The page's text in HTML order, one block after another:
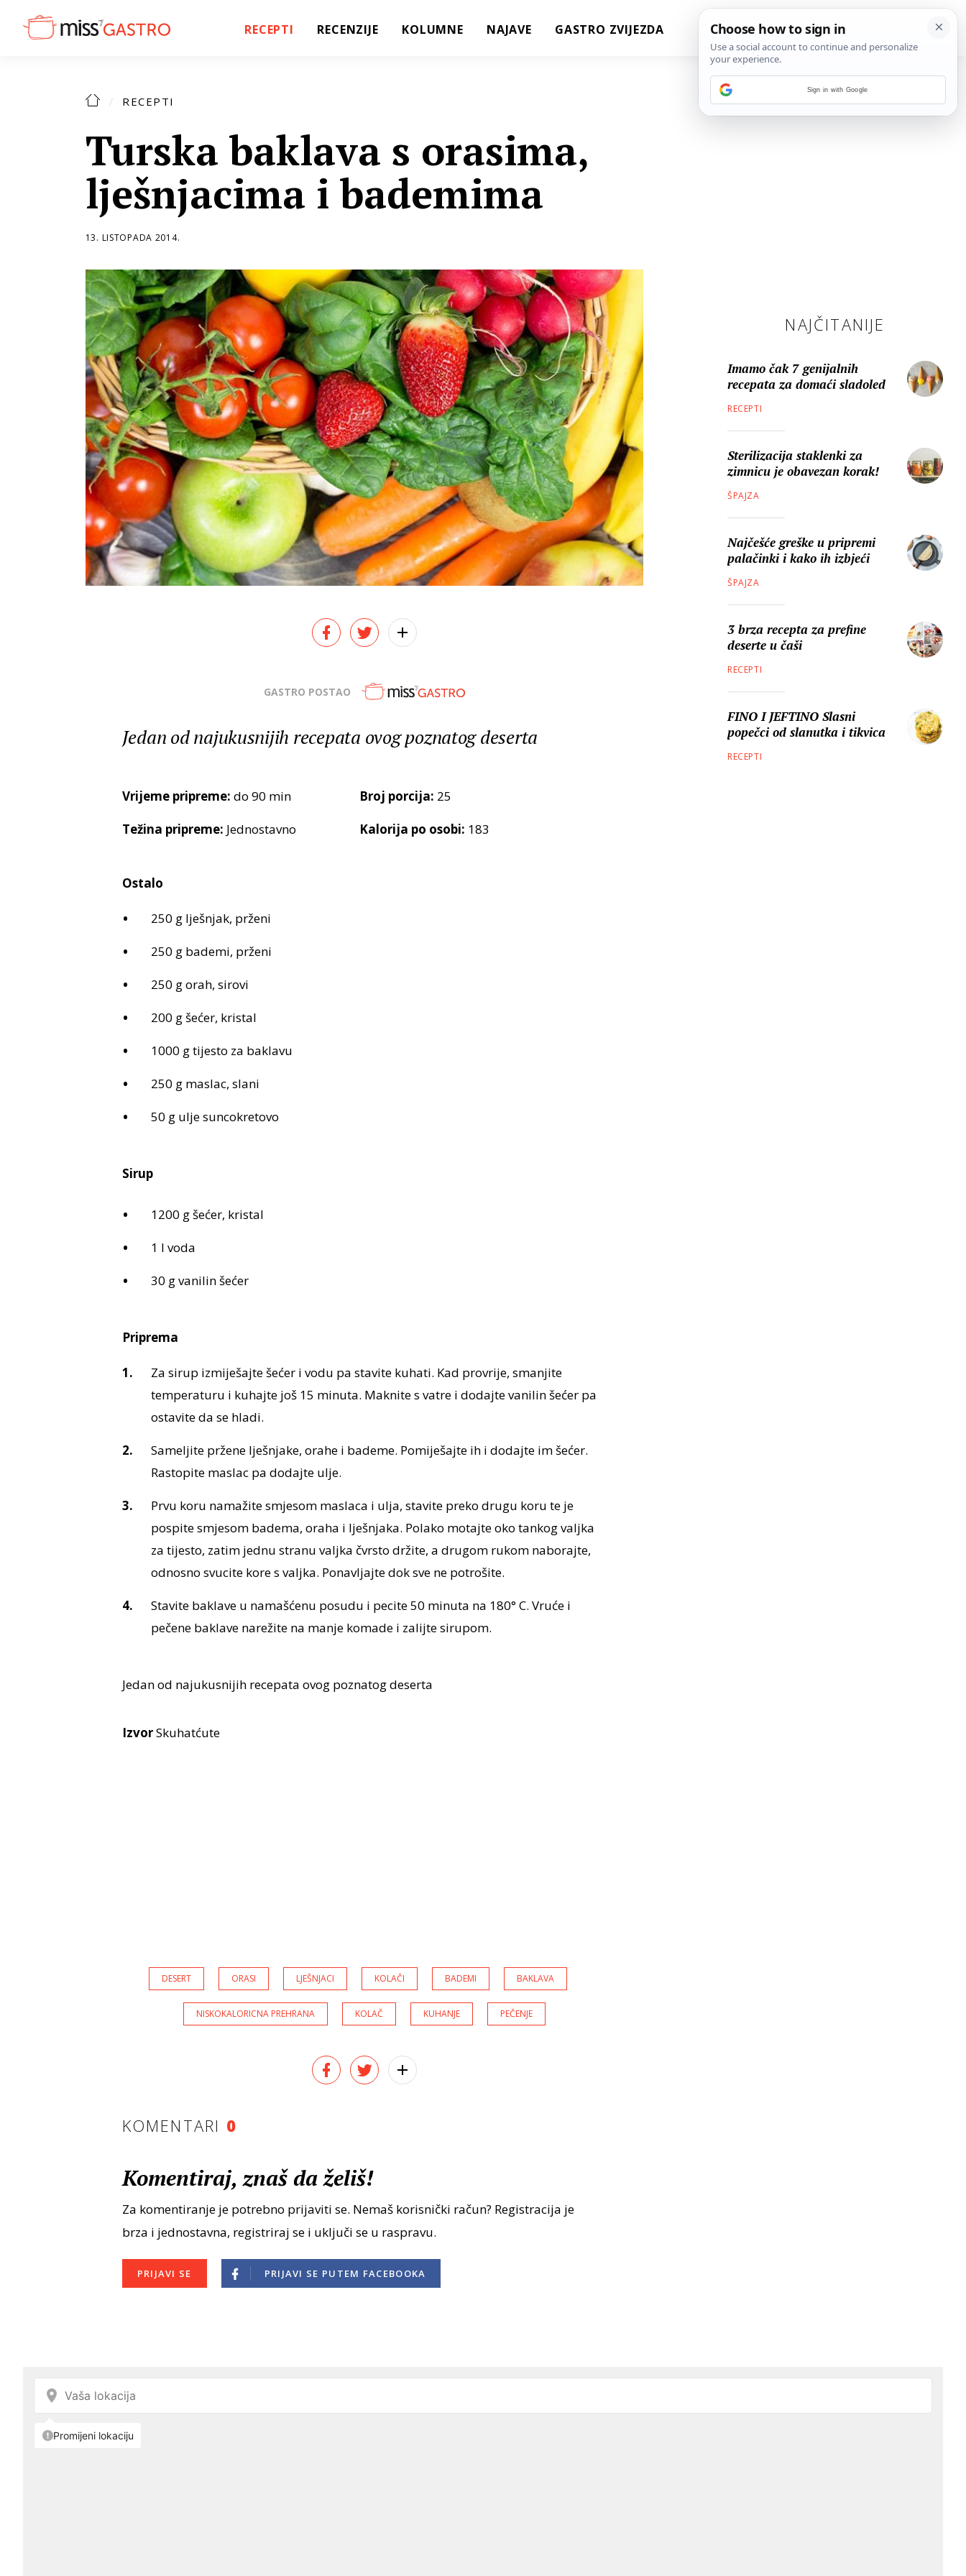
RECEPTI RECENZIJE KOLUMNE NAJAVE GASTRO ZVIJEZDA
RECEPTI
Turska baklava s orasima,
lješnjacima i bademima
13. LISTOPADA 2014.
GASTRO POSTAO
Jedan od najukusnijih recepata ovog poznatog deserta
Vrijeme pripreme: do 90 min Broj porcija: 25
Težina pripreme: Jednostavno Kalorija po osobi: 183
Ostalo
250 g lješnjak, prženi
250 g bademi, prženi
250 g orah, sirovi
200 g šećer, kristal
1000 g tijesto za baklavu
250 g maslac, slani
50 g ulje suncokretovo
Sirup
1200 g šećer, kristal
1 l voda
30 g vanilin šećer
Priprema
Za sirup izmiješajte šećer i vodu pa stavite kuhati. Kad provrije, smanjite
temperaturu i kuhajte još 15 minuta. Maknite s vatre i dodajte vanilin šećer pa
ostavite da se hladi.
Sameljite pržene lješnjake, orahe i bademe. Pomiješajte ih i dodajte im šećer.
Rastopite maslac pa dodajte ulje.
Prvu koru namažite smjesom maslaca i ulja, stavite preko drugu koru te je
pospite smjesom badema, oraha i lješnjaka. Polako motajte oko tankog valjka
za tijesto, zatim jednu stranu valjka čvrsto držite, a drugom rukom naborajte,
odnosno svucite kore s valjka. Ponavljajte dok sve ne potrošite.
Stavite baklave u namašćenu posudu i pecite 50 minuta na 180° C. Vruće i
pečene baklave narežite na manje komade i zalijte sirupom.
Jedan od najukusnijih recepata ovog poznatog deserta
IzvorSkuhatćute
DESERT ORASI LJEŠNJACI KOLAČI BADEMI BAKLAVA
NISKOKALORICNA PREHRANA KOLAČ KUHANJE PEČENJE
KOMENTARI 0
Komentiraj, znaš da želiš!
Za komentiranje je potrebno prijaviti se. Nemaš korisnički račun? Registracija je
brza i jednostavna, registriraj se i uključi se u raspravu.
PRIJAVI SE PRIJAVI SE PUTEM FACEBOOKA
NAJČITANIJE
Imamo čak 7 genijalnih
recepata za domaći sladoled
RECEPTI
Sterilizacija staklenki za
zimnicu je obavezan korak!
ŠPAJZA
Najčešće greške u pripremi
palačinki i kako ih izbjeći
ŠPAJZA
3 brza recepta za prefine
deserte u čaši
RECEPTI
FINO I JEFTINO Slasni
popečci od slanutka i tikvica
RECEPTI
Sign in with Google